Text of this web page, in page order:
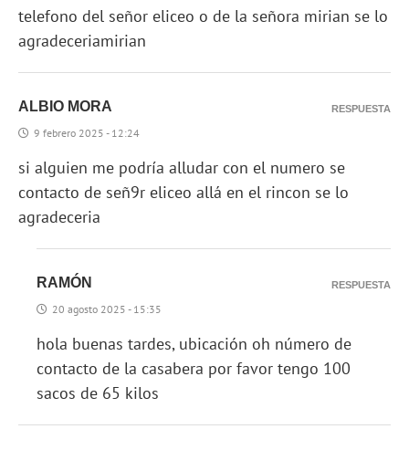
telefono del señor eliceo o de la señora mirian se lo
agradeceriamirian
ALBIO MORA
9 febrero 2025 - 12:24
si alguien me podría alludar con el numero se
contacto de señ9r eliceo allá en el rincon se lo
agradeceria
RESPUESTA
RAMÓN
20 agosto 2025 - 15:35
hola buenas tardes, ubicación oh número de
contacto de la casabera por favor tengo 100
sacos de 65 kilos
RESPUESTA